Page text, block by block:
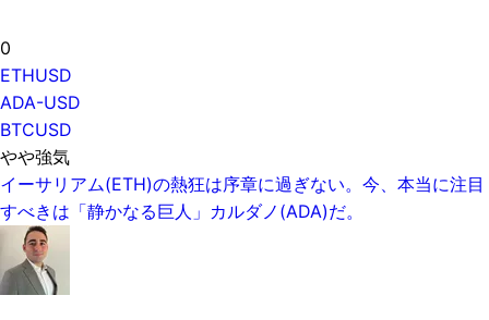
0
ETHUSD
ADA-USD
BTCUSD
やや強気
イーサリアム(ETH)の熱狂は序章に過ぎない。今、本当に注目
すべきは「静かなる巨人」カルダノ(ADA)だ。